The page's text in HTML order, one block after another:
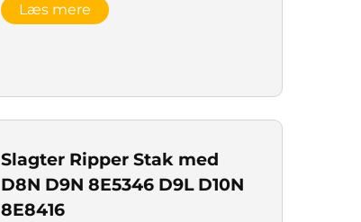
Læs mere
Slagter Ripper Stak med
D8N D9N 8E5346 D9L D10N
8E8416